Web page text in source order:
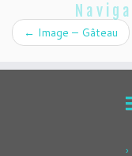
← Image – Gâteau